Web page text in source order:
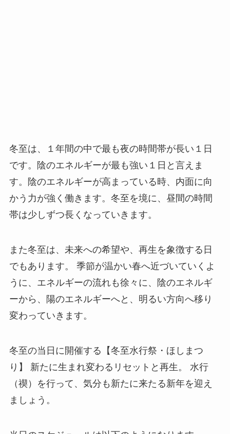
冬至は、１年間の中で最も夜の時間帯が長い１日
です。陰のエネルギーが最も強い１日と言えま
す。陰のエネルギーが高まっている時、内面に向
かう力が強く働きます。冬至を境に、昼間の時間
帯は少しずつ長くなっていきます。
また冬至は、未来への希望や、再生を象徴する日
でもあります。 季節が温かい春へ近づいていくよ
うに、エネルギーの流れも徐々に、陰のエネルギ
ーから、陽のエネルギーへと、明るい方向へ移り
変わっていきます。
冬至の当日に開催する【冬至水行祭・ほしまつ
り】 新たに生まれ変わるリセットと再生。 水行
（禊）を行って、気分も新たに来たる新年を迎え
ましょう。